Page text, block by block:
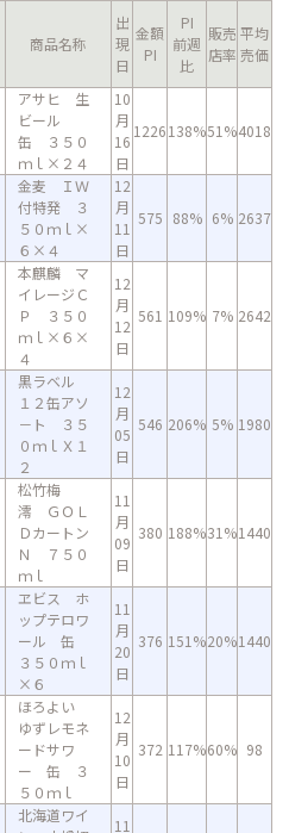
商品名称
出
現
日
金額
PI
PI
前週
比
販売
店率
平均
売価
アサヒ 生
ビール
缶 ３５０
ｍｌ×２４
10
月
16
日
1226138%51%4018
金麦 ＩＷ
付特発 ３
５０ｍｌ×
６×４
12
月
11
日
575 88% 6% 2637
本麒麟 マ
イレージＣ
Ｐ ３５０
ｍｌ×６×
４
12
月
12
日
561 109% 7% 2642
黒ラベル
１２缶アソ
－ト ３５
０ｍｌＸ１
２
12
月
05
日
546 206% 5% 1980
松竹梅
澪 ＧＯＬ
Ｄカートン
Ｎ ７５０
ｍｌ
11
月
09
日
380 188%31%1440
ヱビス ホ
ップテロワ
ール 缶
３５０ｍｌ
×６
11
月
20
日
376 151%20%1440
ほろよい
ゆずレモネ
ードサワ
ー 缶 ３
５０ｍｌ
12
月
10
日
372 117%60% 98
北海道ワイ
11